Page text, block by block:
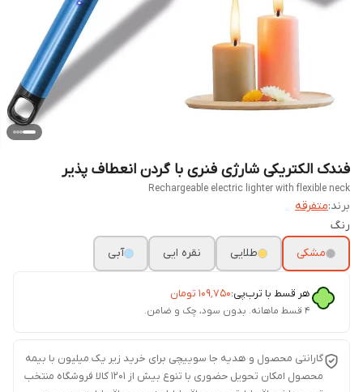
فندک الکتریکی شارژی فنری با گردن انعطاف پذیر
Rechargeable electric lighter with flexible neck
برند:متفرقه
رنگ
مشکی
طلایی نقره ایی آبی
هر قسط با ترب‌پی:۱۰۹٬۷۵۰ تومان
۴ قسط ماهانه. بدون سود، چک و ضامن.
گارانتی محصول و هدیه جا سوییچی برای خرید زیر یک میلیون با بیمه
محصول امکان تحویل حضوری با تنوع بیش از 1201 کالا فروشگاه منتخب